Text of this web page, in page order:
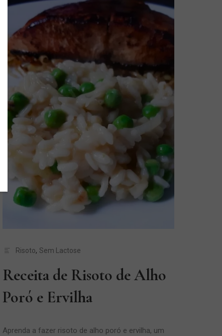
Risoto, Sem Lactose
Receita de Risoto de Alho
Poró e Ervilha
Aprenda a fazer risoto de alho poró e ervilha, um